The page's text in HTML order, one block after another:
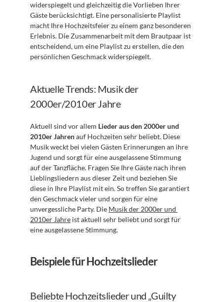
widerspiegelt und gleichzeitig die Vorlieben Ihrer
Gäste berücksichtigt. Eine personalisierte Playlist
macht Ihre Hochzeitsfeier zu einem ganz besonderen
Erlebnis. Die Zusammenarbeit mit dem Brautpaar ist
entscheidend, um eine Playlist zu erstellen, die den
persönlichen Geschmack widerspiegelt.
Aktuelle Trends: Musik der
2000er/2010er Jahre
Aktuell sind vor allem Lieder aus den 2000er und
2010er Jahren auf Hochzeiten sehr beliebt. Diese
Musik weckt bei vielen Gästen Erinnerungen an ihre
Jugend und sorgt für eine ausgelassene Stimmung
auf der Tanzfläche. Fragen Sie Ihre Gäste nach ihren
Lieblingsliedern aus dieser Zeit und beziehen Sie
diese in Ihre Playlist mit ein. So treffen Sie garantiert
den Geschmack vieler und sorgen für eine
unvergessliche Party. Die Musik der 2000er und
2010er Jahre ist aktuell sehr beliebt und sorgt für
eine ausgelassene Stimmung.
Beispiele für Hochzeitslieder
Beliebte Hochzeitslieder und „Guilty